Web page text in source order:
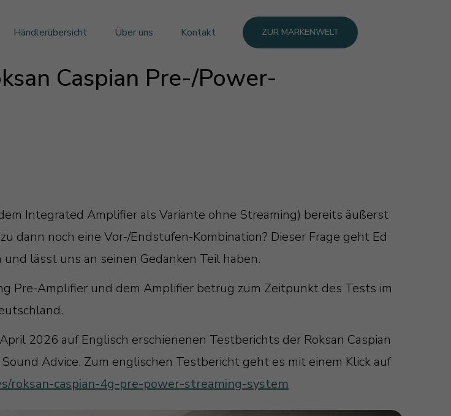
Händlerübersicht Über uns Kontakt ZUR MARKENWELT
Caspian Pre-/Power-
Integrated Amplifier als Variante ohne Streaming) bereits äußerst
dann noch eine Vor-/Endstufen-Kombination? Dieser Frage geht Ed
lässt uns an seinen Gedanken Teil haben.
Pre-Amplifier und dem Amplifier betrug zum Zeitpunkt des Tests im
2026 auf Englisch erschienenen Testberichts der Roksan Caspian
Advice. Zum englischen Testbericht geht es mit einem Klick auf
roksan-caspian-4g-pre-power-streaming-system